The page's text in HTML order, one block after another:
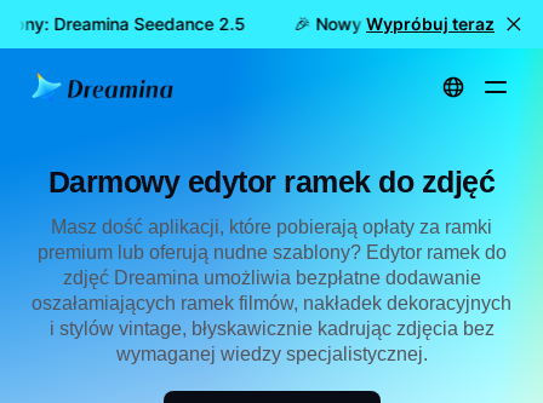
Dreamina Seedance 2.5 🎉 Nowy model już dostępny:
Wypróbuj teraz
Strona główna Twórz Darmowy edytor ramek do zdjęć
Darmowy edytor ramek do zdjęć
Masz dość aplikacji, które pobierają opłaty za ramki
premium lub oferują nudne szablony? Edytor ramek do
zdjęć Dreamina umożliwia bezpłatne dodawanie
oszałamiających ramek filmów, nakładek dekoracyjnych
i stylów vintage, błyskawicznie kadrując zdjęcia bez
wymaganej wiedzy specjalistycznej.